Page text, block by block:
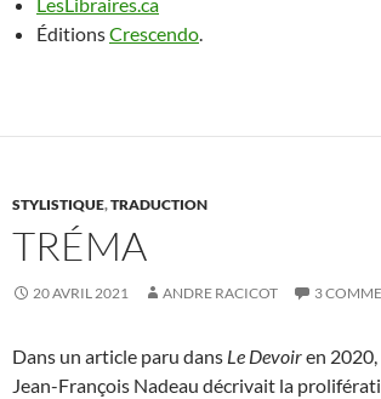
LesLibraires.ca
ÉditionsCrescendo.
STYLISTIQUE,TRADUCTION
TRÉMA
20 AVRIL 2021 ANDRE RACICOT 3
Dans un article paru dans Le Devoiren
Jean-François Nadeau décrivait la